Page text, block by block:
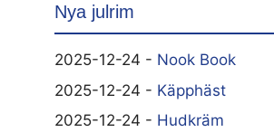
Nya julrim
2025-12-24 - Nook Book
2025-12-24 - Käpphäst
2025-12-24 - Hudkräm